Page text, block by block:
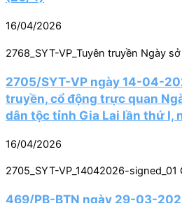
16/04/2026
2768_SYT-VP_Tuyên truyền Ngày
2705/SYT-VP ngày 14-04-
truyền, cổ động trực quan
dân tộc tỉnh Gia Lai lần thứ I,
16/04/2026
2705_SYT-VP_14042026-signed_01
469/PB-BTN ngày 29-03-